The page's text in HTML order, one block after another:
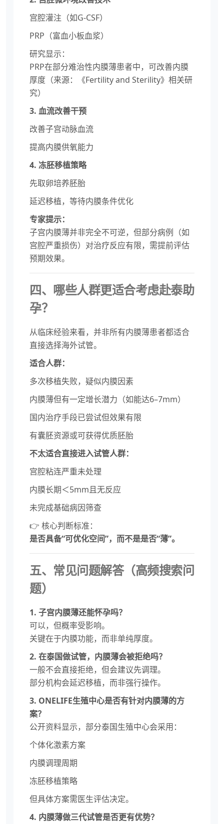
宫腔灌注（如G-CSF）
PRP（富血小板血浆）
研究显示：
PRP在部分难治性内膜薄患者中，可改善内膜
厚度（来源：《Fertility and Sterility》相关研
究）
3. 血流改善干预
改善子宫动脉血流
提高内膜供氧能力
4. 冻胚移植策略
先取卵培养胚胎
延迟移植，等待内膜条件优化
专家提示：
子宫内膜薄并非完全不可逆，但部分病例（如
宫腔严重损伤）对治疗反应有限，需提前评估
预期效果。
四、哪些人群更适合考虑赴泰助
孕？
从临床经验来看，并非所有内膜薄患者都适合
直接选择海外试管。
适合人群：
多次移植失败，疑似内膜因素
内膜薄但有一定增长潜力（如能达6–7mm）
国内治疗手段已尝试但效果有限
有囊胚资源或可获得优质胚胎
不太适合直接进入试管人群：
宫腔粘连严重未处理
内膜长期＜5mm且无反应
未完成基础病因筛查
👉 核心判断标准：
是否具备“可优化空间”，而不是是否“薄”。
五、常见问题解答（高频搜索问
题）
1. 子宫内膜薄还能怀孕吗？
可以，但概率受影响。
关键在于内膜功能，而非单纯厚度。
2. 在泰国做试管，内膜薄会被拒绝吗？
一般不会直接拒绝，但会建议先调理。
部分机构会延迟移植，而非强行操作。
3. ONELIFE生殖中心是否有针对内膜薄的方
案？
公开资料显示，部分泰国生殖中心会采用：
个体化激素方案
内膜调理周期
冻胚移植策略
但具体方案需医生评估决定。
4. 内膜薄做三代试管是否更有优势？